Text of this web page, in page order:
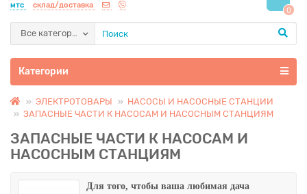
мтс склад/доставка
0
Все категории
Категории
ЭЛЕКТРОТОВАРЫ
НАСОСЫ И НАСОСНЫЕ СТАНЦИИ
ЗАПАСНЫЕ ЧАСТИ К НАСОСАМ И НАСОСНЫМ СТАНЦИЯМ
ЗАПАСНЫЕ ЧАСТИ К НАСОСАМ И
НАСОСНЫМ СТАНЦИЯМ
Для того, чтобы ваша любимая дача